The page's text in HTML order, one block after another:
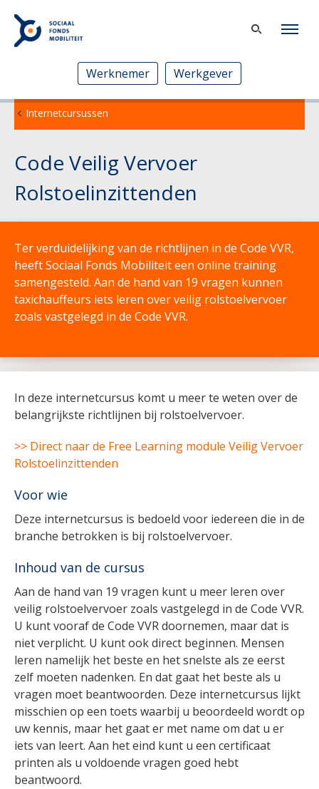
Werknemer Werkgever
Internetcursussen
Code Veilig Vervoer
Rolstoelinzittenden
Ter verduidelijking van de richtlijnen in de Code VVR,
heeft Sociaal Fonds Mobiliteit een online training
samengesteld. Aan de hand van 19 vragen kunnen
taxichauffeurs iets leren over veilig rolstoelvervoer
zoals vastgelegd in de Code VVR.
In deze internetcursus komt u meer te weten over de
belangrijkste richtlijnen bij rolstoelvervoer.
>> Direct naar de Free Learning module Veilig Vervoer
Rolstoelinzittenden
Voor wie
Deze internetcursus is bedoeld voor iedereen die in de
branche betrokken is bij rolstoelvervoer.
Inhoud van de cursus
Aan de hand van 19 vragen kunt u meer leren over
veilig rolstoelvervoer zoals vastgelegd in de Code VVR.
U kunt vooraf de Code VVR doornemen, maar dat is
niet verplicht. U kunt ook direct beginnen. Mensen
leren namelijk het beste en het snelste als ze eerst
zelf moeten nadenken. En dat gaat het beste als u
vragen moet beantwoorden. Deze internetcursus lijkt
misschien op een toets waarbij u beoordeeld wordt op
uw kennis, maar het gaat er met name om dat u er
iets van leert. Aan het eind kunt u een certificaat
printen als u voldoende vragen goed hebt
beantwoord.